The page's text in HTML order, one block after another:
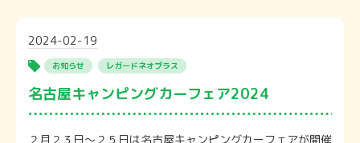
2024-02-19
お知らせ レガードネオプラス
名古屋キャンピングカーフェア2024
２月２３日〜２５日は名古屋キャンピングカーフェアが開催